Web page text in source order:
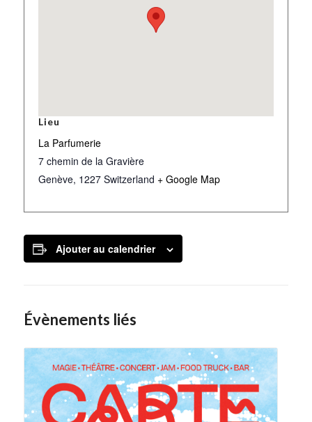
Lieu
La Parfumerie
7 chemin de la Gravière
Genève, 1227 Switzerland + Google Map
Ajouter au calendrier
Évènements liés